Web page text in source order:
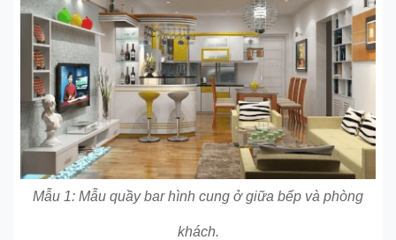
Mẫu 1: Mẫu quầy bar hình cung ở giữa bếp và phòng
khách.